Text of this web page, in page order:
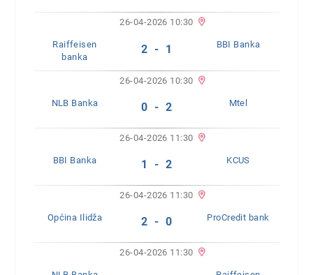
26-04-2026 10:30
Raiffeisen
banka
2 - 1 BBI Banka
26-04-2026 10:30
NLB Banka 0 - 2 Mtel
26-04-2026 11:30
BBI Banka 1 - 2 KCUS
26-04-2026 11:30
Općina Ilidža 2 - 0 ProCredit bank
26-04-2026 11:30